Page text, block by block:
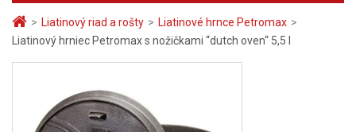
> Liatinový riad a rošty > Liatinové hrnce Petromax >
Liatinový hrniec Petromax s nožičkami “dutch oven“ 5,5 l